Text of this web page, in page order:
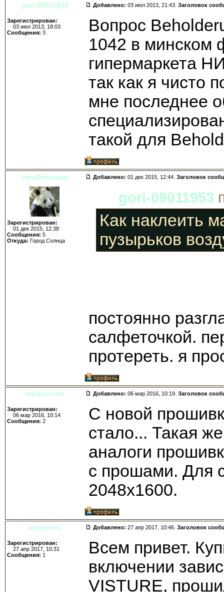
gori-09011953 Добавлено: 03 июл 2013, 21:43. Заголовок
Зарегистрирован:
03 июл 2013, 18:03
Сообщения: 3
Вопрос
1042 в минском
гипермаркета
так как я чисто
мне последнее
такой для
IrinaSimonets Добавлено: 01 дек 2015, 12:44. Заголовок
Зарегистрирован:
01 дек 2015, 12:38
Сообщения: 5
Откуда: Город Солнца
gori-09011953
Как наклеить
пузырьков
постоянно
салфеточкой.
протереть. я
melkozerov Добавлено: 06 мар 2016, 10:19. Заголовок
Зарегистрирован:
06 мар 2016, 10:14
Сообщения: 2
С новой
стало... Такая
аналоги
с прошами. Для
2048х1600.
vaseknvv Добавлено: 27 апр 2017, 10:46. Заголовок
Зарегистрирован:
27 апр 2017, 10:31
Сообщения: 1
Всем привет.
включении
VISTURE,